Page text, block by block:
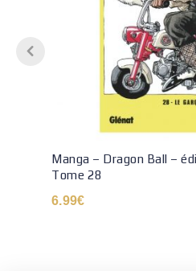
Manga – Dragon Ball –
Tome 28
6.99€